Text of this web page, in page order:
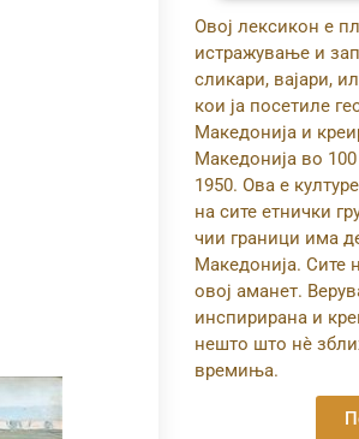
Овој лексикон е
истражување и
сликари, вајари,
кои ја посетиле
Македонија и
Македонија во
1950. Ова е
на сите етнички
чии граници има
Македонија. Сите
овој аманет.
инспирирана и
нешто што нѐ
времиња.